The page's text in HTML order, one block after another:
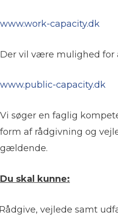
www.work-capacity.dk
Der vil være mulighed for
www.public-capacity.dk
Vi søger en faglig
form af rådgivning og
gældende.
Du skal kunne:
vejlede samt